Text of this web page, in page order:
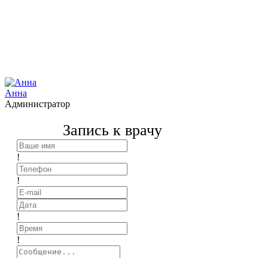
Анна
Администратор
Запись к врачу
!
!
!
!